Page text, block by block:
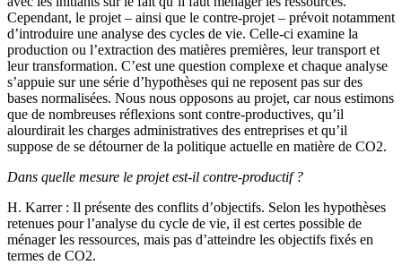
Cependant, le projet – ainsi que le contre-projet – prévoit notamment
d’introduire une analyse des cycles de vie. Celle-ci examine la
production ou l’extraction des matières premières, leur transport et
leur transformation. C’est une question complexe et chaque analyse
s’appuie sur une série d’hypothèses qui ne reposent pas sur des
bases normalisées. Nous nous opposons au projet, car nous estimons
que de nombreuses réflexions sont contre-productives, qu’il
alourdirait les charges administratives des entreprises et qu’il
suppose de se détourner de la politique actuelle en matière de CO2.
Dans quelle mesure le projet est-il contre-productif ?
H. Karrer: Il présente des conflits d’objectifs. Selon les hypothèses
retenues pour l’analyse du cycle de vie, il est certes possible de
ménager les ressources, mais pas d’atteindre les objectifs fixés en
termes de CO2.